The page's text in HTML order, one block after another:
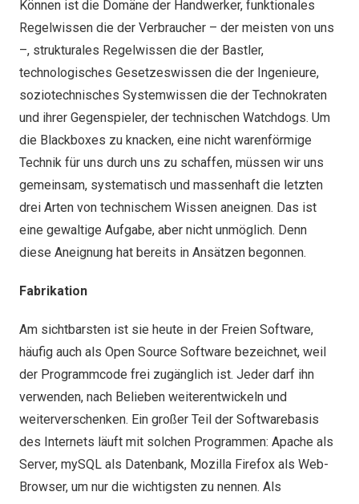
Können ist die Domäne der Handwerker, funktionales
Regelwissen die der Verbraucher – der meisten von uns
–, strukturales Regelwissen die der Bastler,
technologisches Gesetzeswissen die der Ingenieure,
soziotechnisches Systemwissen die der Technokraten
und ihrer Gegenspieler, der technischen Watchdogs. Um
die Blackboxes zu knacken, eine nicht warenförmige
Technik für uns durch uns zu schaffen, müssen wir uns
gemeinsam, systematisch und massenhaft die letzten
drei Arten von technischem Wissen aneignen. Das ist
eine gewaltige Aufgabe, aber nicht unmöglich. Denn
diese Aneignung hat bereits in Ansätzen begonnen.
Fabrikation
Am sichtbarsten ist sie heute in der Freien Software,
häufig auch als Open Source Software bezeichnet, weil
der Programmcode frei zugänglich ist. Jeder darf ihn
verwenden, nach Belieben weiterentwickeln und
weiterverschenken. Ein großer Teil der Softwarebasis
des Internets läuft mit solchen Programmen: Apache als
Server, mySQL als Datenbank, Mozilla Firefox als Web-
Browser, um nur die wichtigsten zu nennen. Als